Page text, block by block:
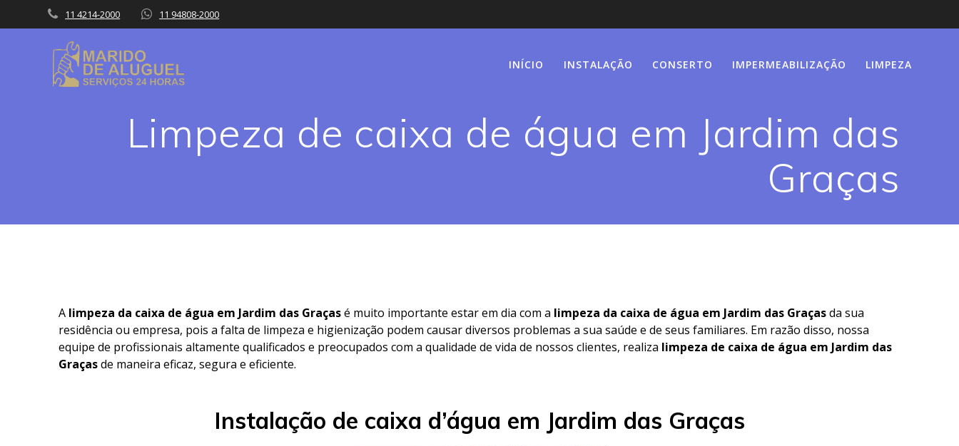
to
11 4214-2000 11 94808-2000
INÍCIO INSTALAÇÃO CONSERTO IMPERMEABILIZAÇÃO LIMPEZA
Limpeza de caixa de água em Jardim das
Graças
A limpeza da caixa de água em Jardim das Graçasé muito importante estar em dia com a limpeza da caixa de água em Jardim das Graçasda sua
residência ou empresa, pois a falta de limpeza e higienização podem causar diversos problemas a sua saúde e de seus familiares. Em razão disso, nossa
equipe de profissionais altamente qualificados e preocupados com a qualidade de vida de nossos clientes, realiza limpeza de caixa de água em Jardim das
Graçasde maneira eficaz, segura e eficiente.
Instalação de caixa d’água em Jardim das Graças